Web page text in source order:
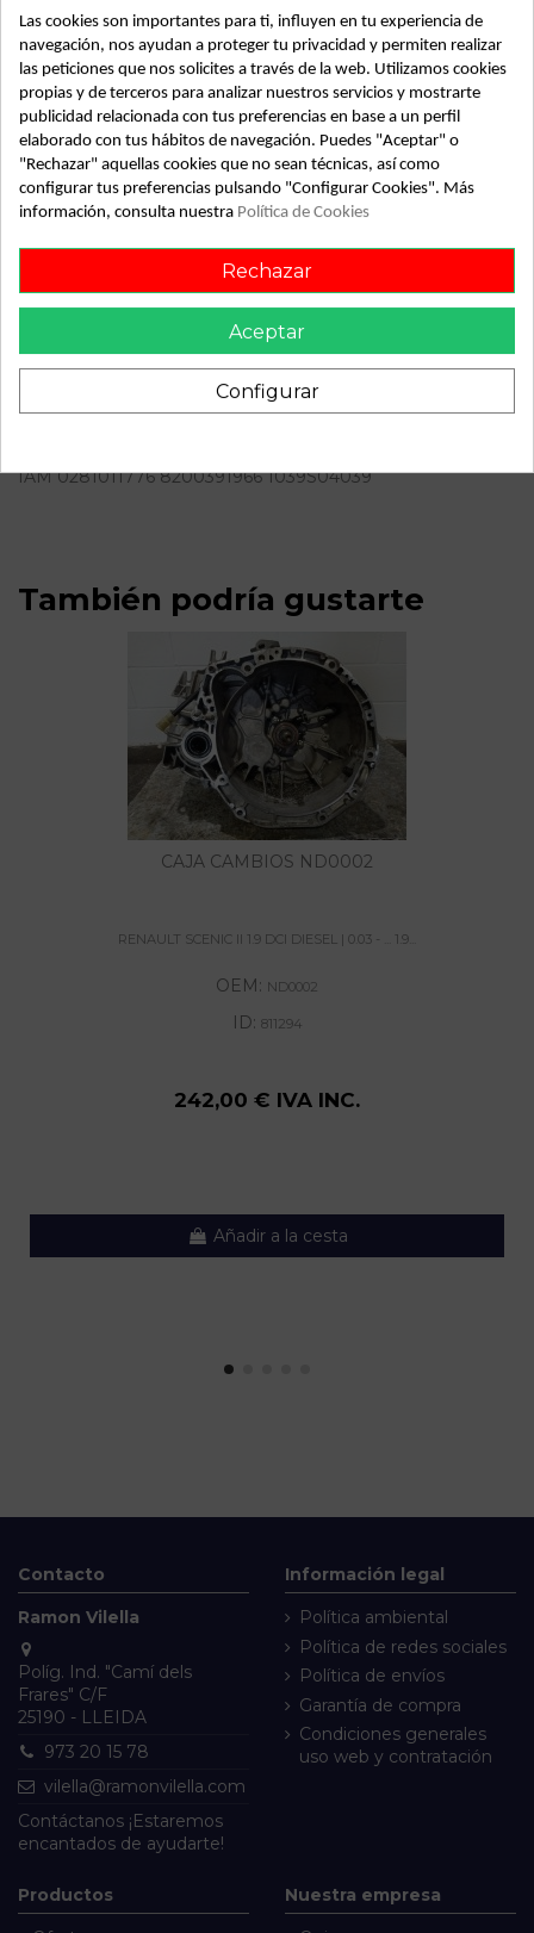
Modelo
SCENIC II 1.9 dCi Diesel | 0.03
- ...
Tipo vehículo
Turismo
Almacén
49349
SubAlmacén
373
SubSubAlmacén
100029480
Fecha disponible: 2022-05-25
IAM 0281011776 8200391966 1039S04039
También podría gustarte
CAJA CAMBIOS ND0002
RENAULT SCENIC II 1.9 DCI DIESEL | 0.03 - ... 1.9...
OEM: ND0002
ID: 811294
242,00 € IVA INC.
Añadir a la cesta
Contacto
Ramon Vilella
Políg. Ind. "Camí dels
Frares" C/F
25190 - LLEIDA
973 20 15 78
vilella@ramonvilella.com
Contáctanos ¡Estaremos
encantados de ayudarte!
Información legal
Política ambiental
Política de redes sociales
Política de envíos
Garantía de compra
Condiciones generales
uso web y contratación
Productos Nuestra empresa
Las cookies son importantes para ti, influyen en tu experiencia de
navegación, nos ayudan a proteger tu privacidad y permiten realizar
las peticiones que nos solicites a través de la web. Utilizamos cookies
propias y de terceros para analizar nuestros servicios y mostrarte
publicidad relacionada con tus preferencias en base a un perfil
elaborado con tus hábitos de navegación. Puedes "Aceptar" o
"Rechazar" aquellas cookies que no sean técnicas, así como
configurar tus preferencias pulsando "Configurar Cookies". Más
información, consulta nuestra Política de Cookies
Rechazar
Aceptar
Configurar